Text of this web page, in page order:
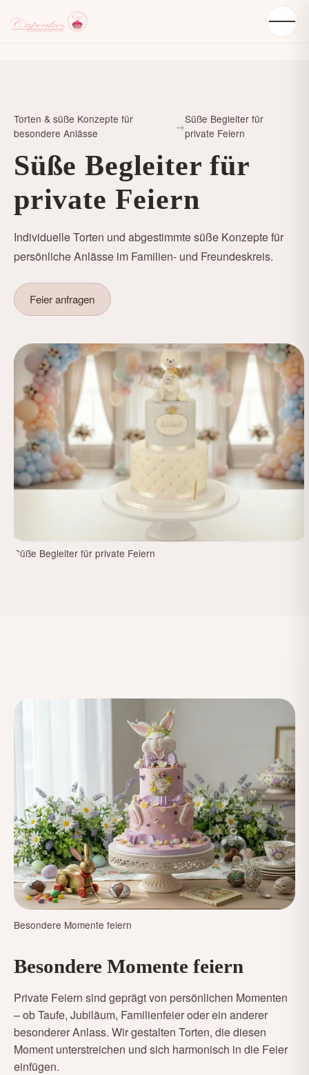
Torten & süße Konzepte für
besondere Anlässe
→
Süße Begleiter für
private Feiern
Süße Begleiter für
private Feiern
Individuelle Torten und abgestimmte süße Konzepte für
persönliche Anlässe im Familien- und Freundeskreis.
Feier anfragen
Süße Begleiter für private Feiern
Besondere Momente feiern
Besondere Momente feiern
Private Feiern sind geprägt von persönlichen Momenten
– ob Taufe, Jubiläum, Familienfeier oder ein anderer
besonderer Anlass. Wir gestalten Torten, die diesen
Moment unterstreichen und sich harmonisch in die Feier
einfügen.